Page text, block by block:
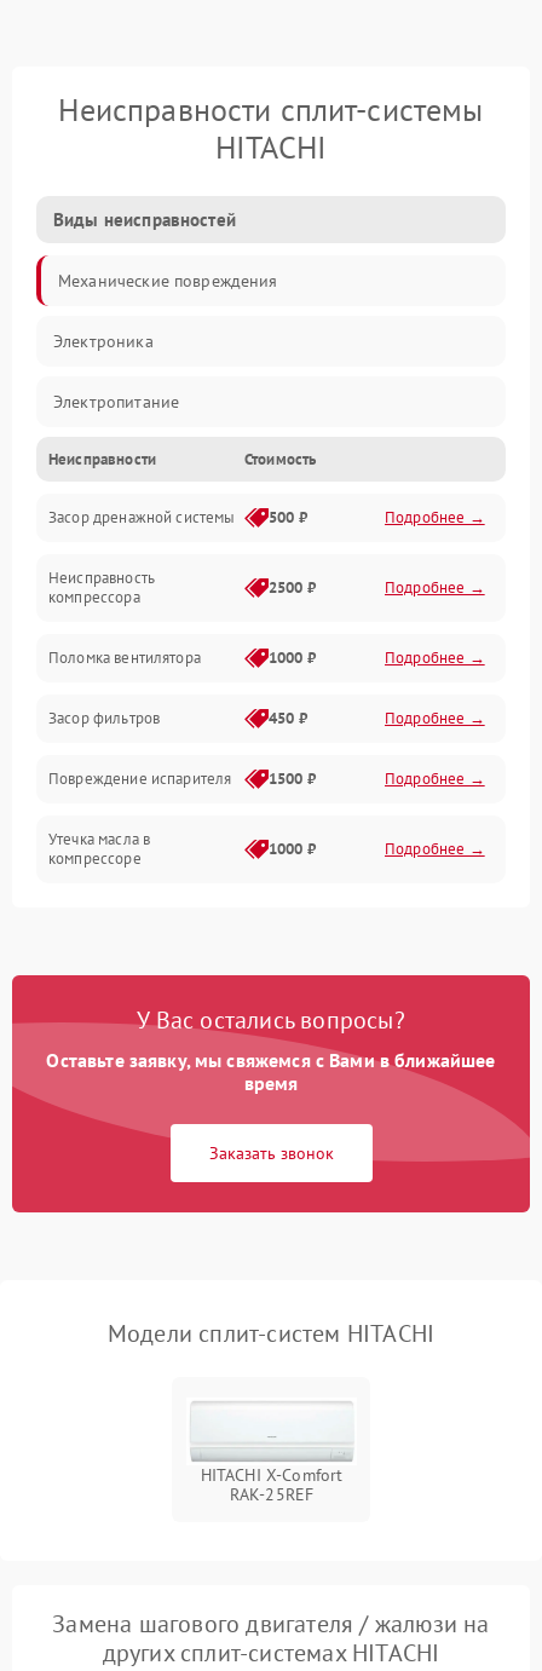
Неисправности сплит-системы
HITACHI
Виды неисправностей
Механические повреждения
Электроника
Электропитание
Вентиляция
Холод
Обогрев
Неисправности Стоимость
Засор дренажной системы 500 ₽ Подробнее →
Неисправность
компрессора
2500 ₽ Подробнее →
Поломка вентилятора 1000 ₽ Подробнее →
Засор фильтров 450 ₽ Подробнее →
Повреждение испарителя 1500 ₽ Подробнее →
Утечка масла в
компрессоре
1000 ₽ Подробнее →
четырехходового клапана
Подробнее →
вентилятора
750 ₽ Подробнее →
У Вас остались вопросы?
Оставьте заявку, мы свяжемся с Вами в ближайшее
время
Заказать звонок
Модели сплит-систем HITACHI
HITACHI X-Comfort
RAK-25REF
Замена шагового двигателя / жалюзи на
других сплит-системах HITACHI